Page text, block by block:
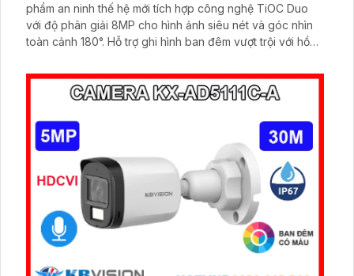
phẩm an ninh thế hệ mới tích hợp công nghệ TiOC Duo
với độ phân giải 8MP cho hình ảnh siêu nét và góc nhìn
toàn cảnh 180°. Hỗ trợ ghi hình ban đêm vượt trội với hồng
cùng khe cắm thẻ nhớ 256GB đáp ứng nhu cầu lưu trữ
dài hạn, thiết kế chuẩn IP67 chống bụi nước, cấp nguồn